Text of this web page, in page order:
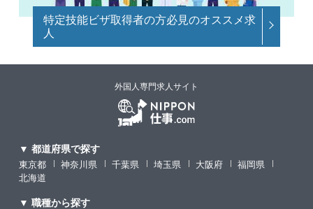
特定技能ビザ取得者の方必見のオススメ求
人
外国人専門求人サイト
▼ 都道府県で探す
東京都 神奈川県 千葉県 埼玉県 大阪府
福岡県
北海道
▼ 職種から探す